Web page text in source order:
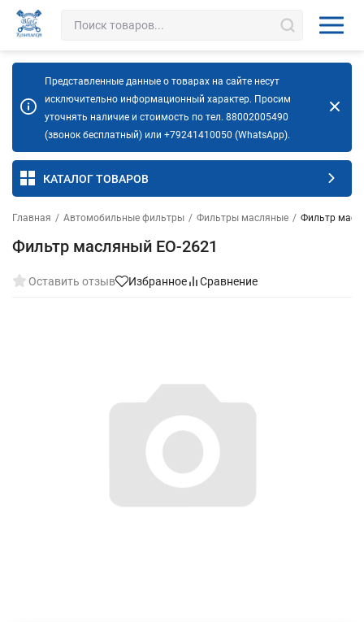
Представленные данные о товарах на сайте несут
исключительно информационный характер. Просим
уточнять наличие и стоимость по тел. 88002005490
(звонок бесплатный) или +79241410050 (WhatsApp).
КАТАЛОГ ТОВАРОВ
Главная / Автомобильные фильтры / Фильтры масляные / Фильтр
Фильтр масляный EO-2621
Оставить отзыв Избранное Сравнение